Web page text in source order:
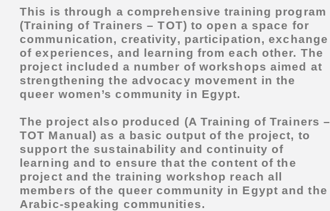
This is through a comprehensive training program
(Training of Trainers – TOT) to open a space for
communication, creativity, participation, exchange
of experiences, and learning from each other. The
project included a number of workshops aimed at
strengthening the advocacy movement in the
queer women’s community in Egypt.
The project also produced (A Training of Trainers –
TOT Manual) as a basic output of the project, to
support the sustainability and continuity of
learning and to ensure that the content of the
project and the training workshop reach all
members of the queer community in Egypt and the
Arabic-speaking communities.